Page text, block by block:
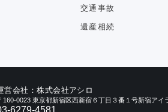
交通事故
遺産相続
営会社：株式会社アシロ
160-0023 東京都新宿区西新宿６丁目３番１号新宿アイ
6279-4581